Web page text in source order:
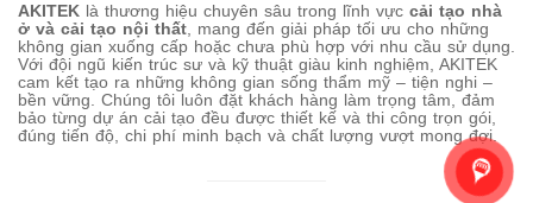
AKITEK là thương hiệu chuyên sâu trong lĩnh vực cải tạo nhà
ở và cải tạo nội thất, mang đến giải pháp tối ưu cho những
không gian xuống cấp hoặc chưa phù hợp với nhu cầu sử dụng.
Với đội ngũ kiến trúc sư và kỹ thuật giàu kinh nghiệm, AKITEK
cam kết tạo ra những không gian sống thẩm mỹ – tiện nghi –
bền vững. Chúng tôi luôn đặt khách hàng làm trọng tâm, đảm
bảo từng dự án cải tạo đều được thiết kế và thi công trọn gói,
đúng tiến độ, chi phí minh bạch và chất lượng vượt mong đợi.